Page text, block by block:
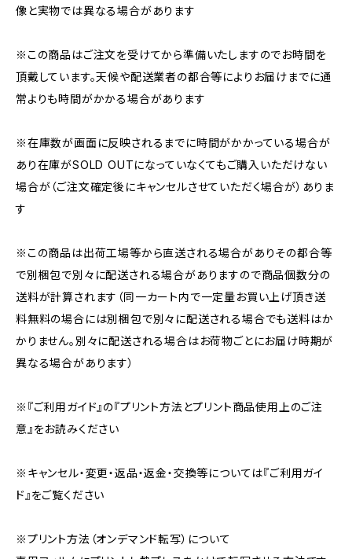
像と実物では異なる場合があります
※この商品はご注文を受けてから準備いたしますのでお時間を
頂戴しています。天候や配送業者の都合等によりお届けまでに通
常よりも時間がかかる場合があります
※在庫数が画面に反映されるまでに時間がかかっている場合が
あり在庫がSOLD OUTになっていなくてもご購入いただけない
場合が（ご注文確定後にキャンセルさせていただく場合が）ありま
す
※この商品は出荷工場等から直送される場合がありその都合等
で別梱包で別々に配送される場合がありますので商品個数分の
送料が計算されます（同一カート内で一定量お買い上げ頂き送
料無料の場合には別梱包で別々に配送される場合でも送料はか
かりません。別々に配送される場合はお荷物ごとにお届け時期が
異なる場合があります）
※『ご利用ガイド』の『プリント方法とプリント商品使用上のご注
意』をお読みください
※キャンセル・変更・返品・返金・交換等については『ご利用ガイ
ド』をご覧ください
※プリント方法（オンデマンド転写）について